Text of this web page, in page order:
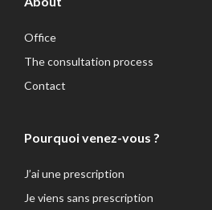
Office
The consultation process
Contact
Pourquoi venez-vous ?
J’ai une prescription
Je viens sans prescription